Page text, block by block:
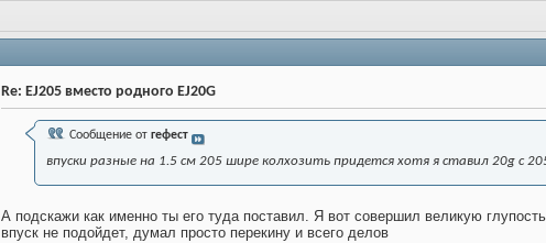
Re: EJ205 вместо родного EJ20G
Сообщение от гефест
впуски разные на 1.5 см 205 шире колхозить придется хотя я ставил 20g с
А подскажи как именно ты его туда поставил. Я вот совершил великую
впуск не подойдет, думал просто перекину и всего делов